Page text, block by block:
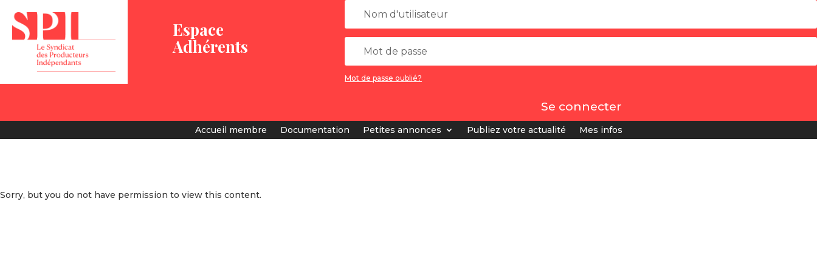
Espace
Adhérents
Mot de passe oublié?
Se connecter
Accueil membre Documentation Petites annonces Publiez votre actualité Mes infos
Sorry, but you do not have permission to view this content.